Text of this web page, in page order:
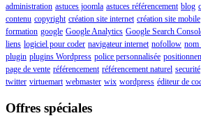
administration astuces joomla astuces référencement blog
contenu copyright création site internet création site mobile
formation google Google Analytics Google Search
liens logiciel pour coder navigateur internet nofollow nom
plugin plugins Wordpress police personnalisée
page de vente référencement référencement naturel securité
twitter virtuemart webmaster wix wordpress éditeur de
Offres spéciales